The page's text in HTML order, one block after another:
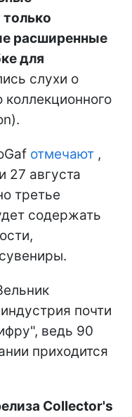
расширенные
для
слухи о
коллекционного
отмечают ,
27 августа
третье
содержать
почти
ведь 90
приходится
Collector's